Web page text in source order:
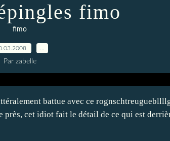
fimo
fimo
Par zabelle
battue avec ce
cet idiot fait le détail de ce qui est